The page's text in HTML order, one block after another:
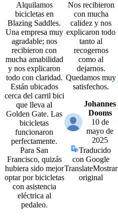
Alquilamos
bicicletas en
Blazing Saddles.
Una empresa muy
agradable; nos
recibieron con
mucha amabilidad
y nos explicaron
todo con claridad.
Están ubicados
cerca del carril bici
que lleva al
Golden Gate. Las
bicicletas
funcionaron
perfectamente.
Para San
Francisco, quizás
hubiera sido mejor
optar por bicicletas
con asistencia
eléctrica al
pedaleo.
Nos recibieron
con mucha
calidez y nos
explicaron todo
tanto al
recogernos
como al
dejarnos.
Quedamos muy
satisfechos.
Johannes
Dooms
10 de
mayo de
2025
Traducido
con Google
TranslateMostrar
original